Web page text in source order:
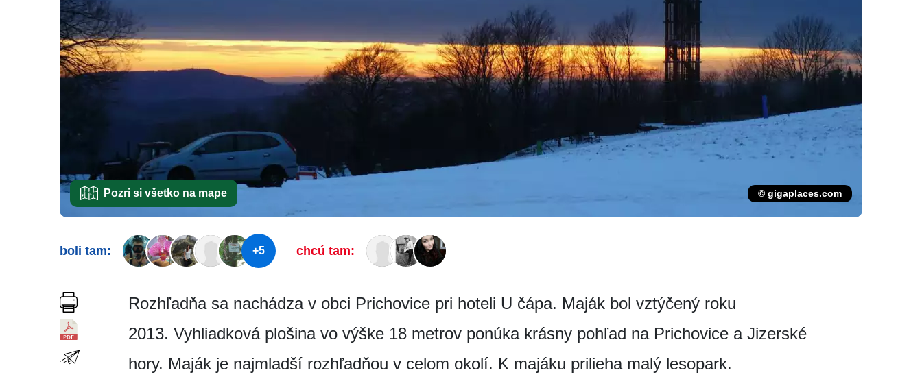
Pozri si všetko na mape © gigaplaces.com
boli tam: +5 chcú tam:
Rozhľadňa sa nachádza v obci Prichovice pri hoteli U čápa. Maják bol vztýčený roku
2013. Vyhliadková plošina vo výške 18 metrov ponúka krásny pohľad na Prichovice a Jizerské
hory. Maják je najmladší rozhľadňou v celom okolí. K majáku prilieha malý lesopark.